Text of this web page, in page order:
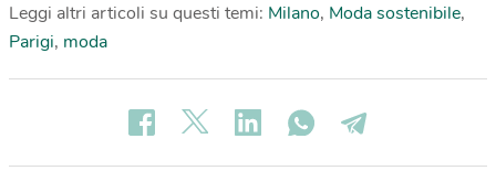
Leggi altri articoli su questi temi: Milano, Moda sostenibile,
Parigi, moda